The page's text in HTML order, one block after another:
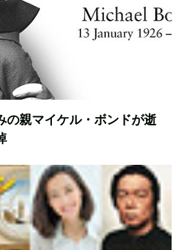
の親マイケル・ボンドが逝